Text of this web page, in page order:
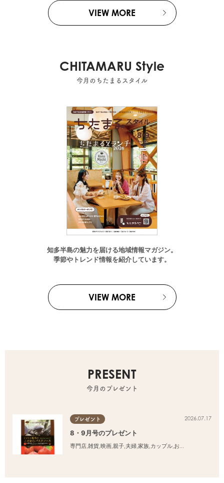
VIEW MORE
CHITAMARU Style
今月のちたまるスタイル
知多半島の魅力を届ける地域情報マガジン。
季節やトレンド情報を紹介しています。
VIEW MORE
PRESENT
今月のプレゼント
プレゼント 2026.07.17
8・9月号のプレゼント
専門店 雑貨 映画 親子 夫婦 家族 カップル おひとりさま